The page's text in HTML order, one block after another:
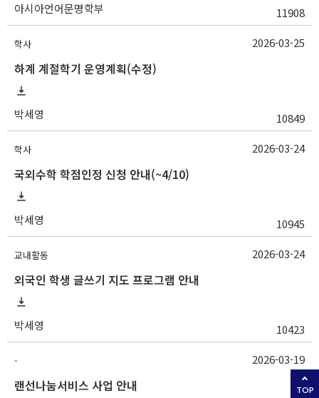
아시아언어문명학부 11908
학사
하계 계절학기 운영계획(수정)
박세영 10849
2026-03-25
학사
국외수학 학점인정 신청 안내(~4/10)
박세영 10945
2026-03-24
교내활동
외국인 학생 글쓰기 지도 프로그램 안내
박세영 10423
2026-03-24
-
랜선나눔서비스 사업 안내
2026-03-19
TOP